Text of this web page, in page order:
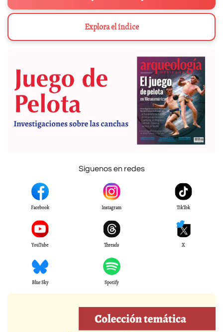
Explora el índice
Síguenos en redes
Facebook Instagram TikTok
YouTube Threads X
Blue Sky Spotify